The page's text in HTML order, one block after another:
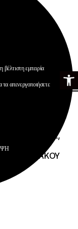
Ανοίξτε
ΜΕ
ΦΟΙΤΗΤΩΝ/
KΡΗΤΗΣ,
ΜΕΣΟΓΕΙΑΚΟΥ
εμπειρία
απενεργοποιήσετε